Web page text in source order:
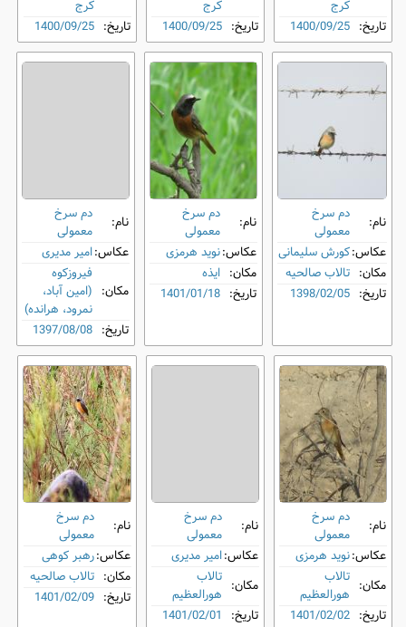
کرج
تاریخ: 1400/09/25
کرج
تاریخ: 1400/09/25
کرج
تاریخ: 1400/09/25
نام:
دم‌ سرخ
معمولی
عکاس:کورش سلیمانی
مکان: تالاب صالحیه
تاریخ: 1398/02/05
نام:
دم‌ سرخ
معمولی
عکاس:نوید هرمزی
مکان: ایذه
تاریخ: 1401/01/18
نام:
دم‌ سرخ
معمولی
عکاس:امیر مدیری
مکان:
فیروزکوه
(امین آباد،
نمرود، هرانده)
تاریخ: 1397/08/08
نام:
دم‌ سرخ
معمولی
عکاس:نوید هرمزی
مکان: تالاب
هورالعظیم
تاریخ: 1401/02/02
نام:
دم‌ سرخ
معمولی
عکاس:امیر مدیری
مکان: تالاب
هورالعظیم
تاریخ: 1401/02/01
نام:
دم‌ سرخ
معمولی
عکاس:رهبر کوهی
مکان: تالاب صالحیه
تاریخ: 1401/02/09